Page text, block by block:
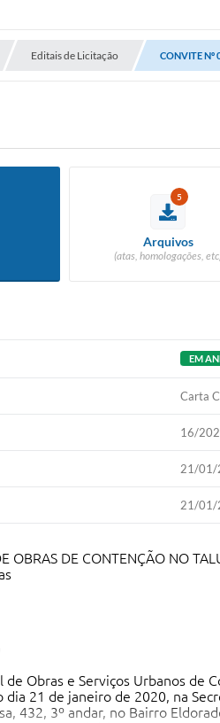
Editais de Licitação CONVITE Nº
5
Arquivos
(atas, homologações,
EM
Carta
16/
21/01/
21/01/
OBRAS DE CONTENÇÃO NO
de Obras e Serviços Urbanos de
dia 21 de janeiro de 2020, na
432, 3º andar, no Bairro